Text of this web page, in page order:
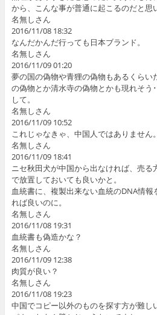
から、こんな事が普通に起こるのだと思
名無しさん
2016/11/08 18:32
なんだかんだ行っても日本ブランド。
名無しさん
2016/11/09 01:20
夢の国の偽物や青狸の偽物もあるくらい
の偽物とか清水寺の偽物とかも現れそう
して。
名無しさん
2016/11/09 10:52
これじゃなきゃ、中国人ではありません。
名無しさん
2016/11/09 18:41
ニセ秋田犬が中国から出なければ、売
で放置しておいても良いかと。
血統書に、複製出来ない血統のDNA情
れば良いのに。
名無しさん
2016/11/08 19:31
血統書も偽造かな？
名無しさん
2016/11/09 12:38
肉質が良い？
名無しさん
2016/11/08 19:23
中国でコピー以外のものを探す方が難し